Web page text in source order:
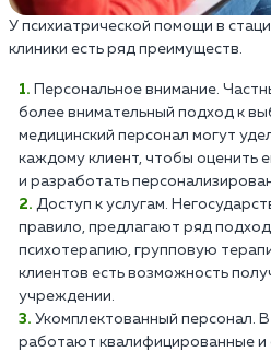
У психиатрической помощи в
клиники есть ряд преимуществ.
Персональное внимание.
более внимательный подход к
медицинский персонал могут
каждому клиент, чтобы оценить
и разработать
Доступ к услугам.
правило, предлагают ряд
психотерапию, групповую
клиентов есть возможность
учреждении.
Укомплектованный персонал.
работают квалифицированные и